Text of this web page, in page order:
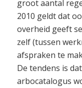
groot aantal
2010 geldt dat
overheid geeft
zelf (tussen
afspraken te
De tendens is
arbocatalogus